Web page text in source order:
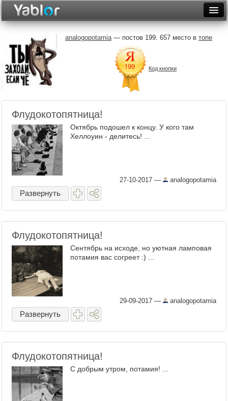
Неделя
Месяц
Фототоп
analogopotamia— постов 199. 657 место в топе
Код кнопки
Флудокотопятница!
Октябрь подошел к концу. У кого там
Хеллоуин - делитесь! ...
27-10-2017 — analogopotamia
Развернуть
Флудокотопятница!
Сентябрь на исходе, но уютная ламповая
потамия вас согреет :) ...
29-09-2017 — analogopotamia
Развернуть
Флудокотопятница!
С добрым утром, потамия! ...